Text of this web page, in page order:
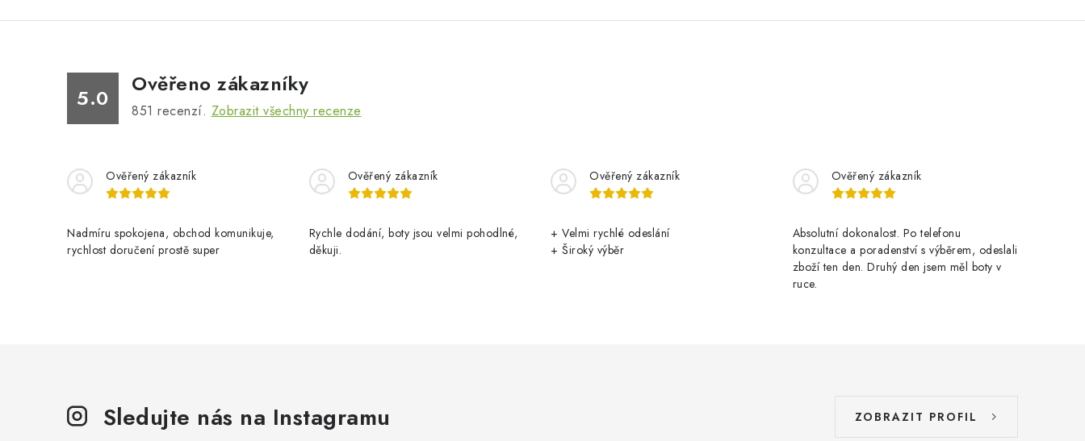
5.0
Ověřeno zákazníky
851 recenzí. Zobrazit všechny recenze
Ověřený zákazník
Nadmíru spokojena, obchod komunikuje,
rychlost doručení prostě super
Ověřený zákazník
Rychle dodání, boty jsou velmi pohodlné,
děkuji.
Ověřený zákazník
+ Velmi rychlé odeslání
+ Široký výběr
Ověřený zákazník
Absolutní dokonalost. Po telefonu
konzultace a poradenství s výběrem, odeslali
zboží ten den. Druhý den jsem měl boty v
ruce.
Sledujte nás na Instagramu ZOBRAZIT PROFIL